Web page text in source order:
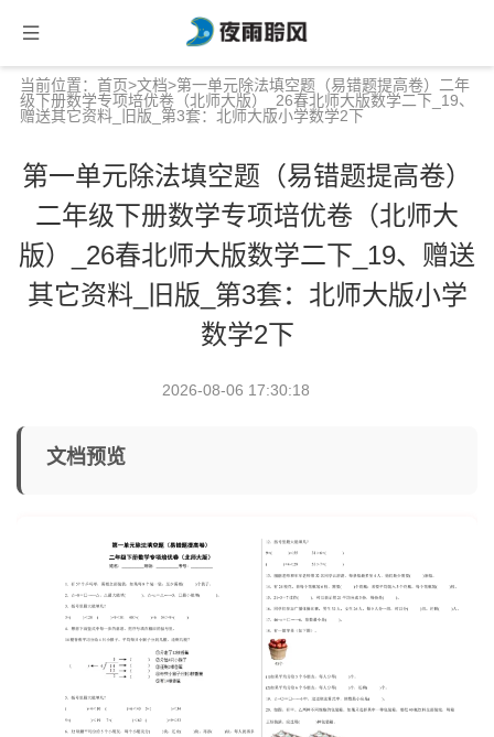
当前位置： 首页>文档>第一单元除法填空题（易错题提高卷）二年
级下册数学专项培优卷（北师大版）_26春北师大版数学二下_19、
赠送其它资料_旧版_第3套：北师大版小学数学2下
第一单元除法填空题（易错题提高卷）
二年级下册数学专项培优卷（北师大
版）_26春北师大版数学二下_19、赠送
其它资料_旧版_第3套：北师大版小学
数学2下
2026-08-06 17:30:18
文档预览